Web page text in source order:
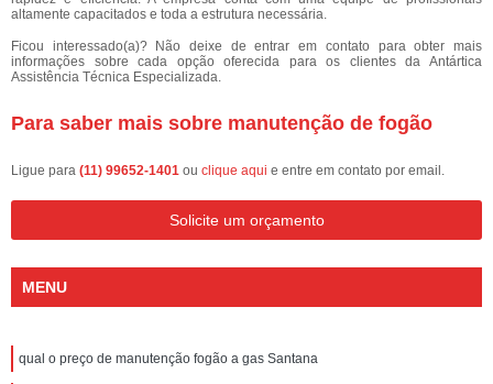
altamente capacitados e toda a estrutura necessária.
Ficou interessado(a)? Não deixe de entrar em contato para obter mais
informações sobre cada opção oferecida para os clientes da Antártica
Assistência Técnica Especializada.
Para saber mais sobre manutenção de fogão
Ligue para (11) 99652-1401 ou clique aqui e entre em contato por email.
Solicite um orçamento
MENU
qual o preço de manutenção fogão a gas Santana